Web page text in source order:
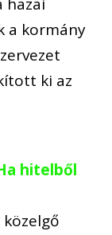
a kormány
ki az
hitelből
közelgő